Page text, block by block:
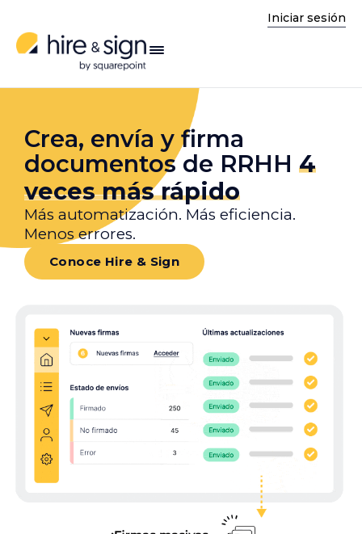
Iniciar sesión
Crea, envía y firma
documentos de RRHH 4
veces más rápido
Más automatización. Más eficiencia.
Menos errores.
Conoce Hire & Sign